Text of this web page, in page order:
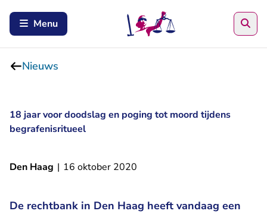
Menu
Nieuws
18 jaar voor doodslag en poging tot moord tijdens
begrafenisritueel
Den Haag | 16 oktober 2020
De rechtbank in Den Haag heeft vandaag een